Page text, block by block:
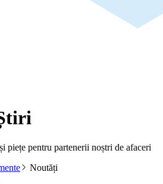
piețe pentru partenerii noștri de afaceri
Noutăți